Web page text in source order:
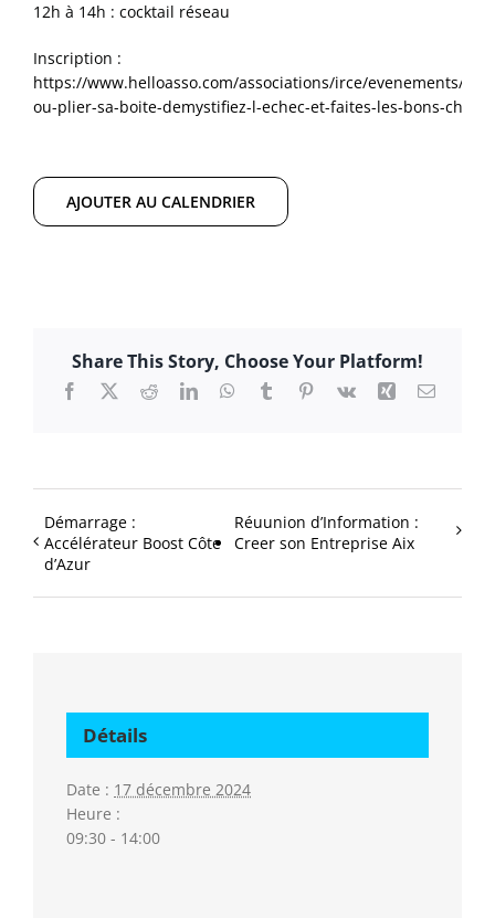
12h à 14h : cocktail réseau
Inscription :
https://www.helloasso.com/associations/irce/evenements/
ou-plier-sa-boite-demystifiez-l-echec-et-faites-les-bons-choix
AJOUTER AU CALENDRIER
Share This Story, Choose Your Platform!
Facebook
X RedditLinkedInWhatsApp
TumblrPinterest
Vk Xing Email
Démarrage :
Accélérateur Boost Côte
d’Azur
Réuunion d’Information :
Creer son Entreprise Aix
Détails
Date : 17 décembre 2024
Heure :
09:30 - 14:00